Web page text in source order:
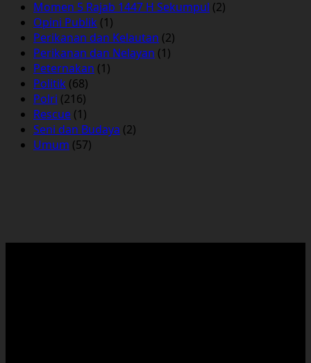
Momen 5 Rajab 1447 H Sekumpul (2)
Opini Publik (1)
Perikanan dan Kelautan (2)
Perikanan dan Nelayan (1)
Peternakan (1)
Politik (68)
Polri (216)
Rescue (1)
Seni dan Budaya (2)
Umum (57)